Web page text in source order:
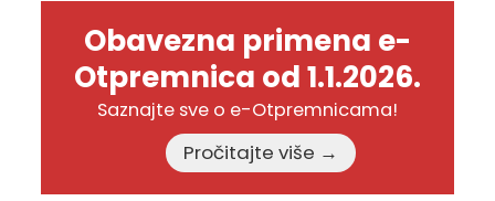
Obavezna primena e-
Otpremnica od 1.1.2026.
Saznajte sve o e-Otpremnicama!
Pročitajte više →